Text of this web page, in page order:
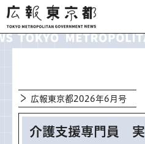
広報東京都
広報東京都2026年6月号
介護支援専門員